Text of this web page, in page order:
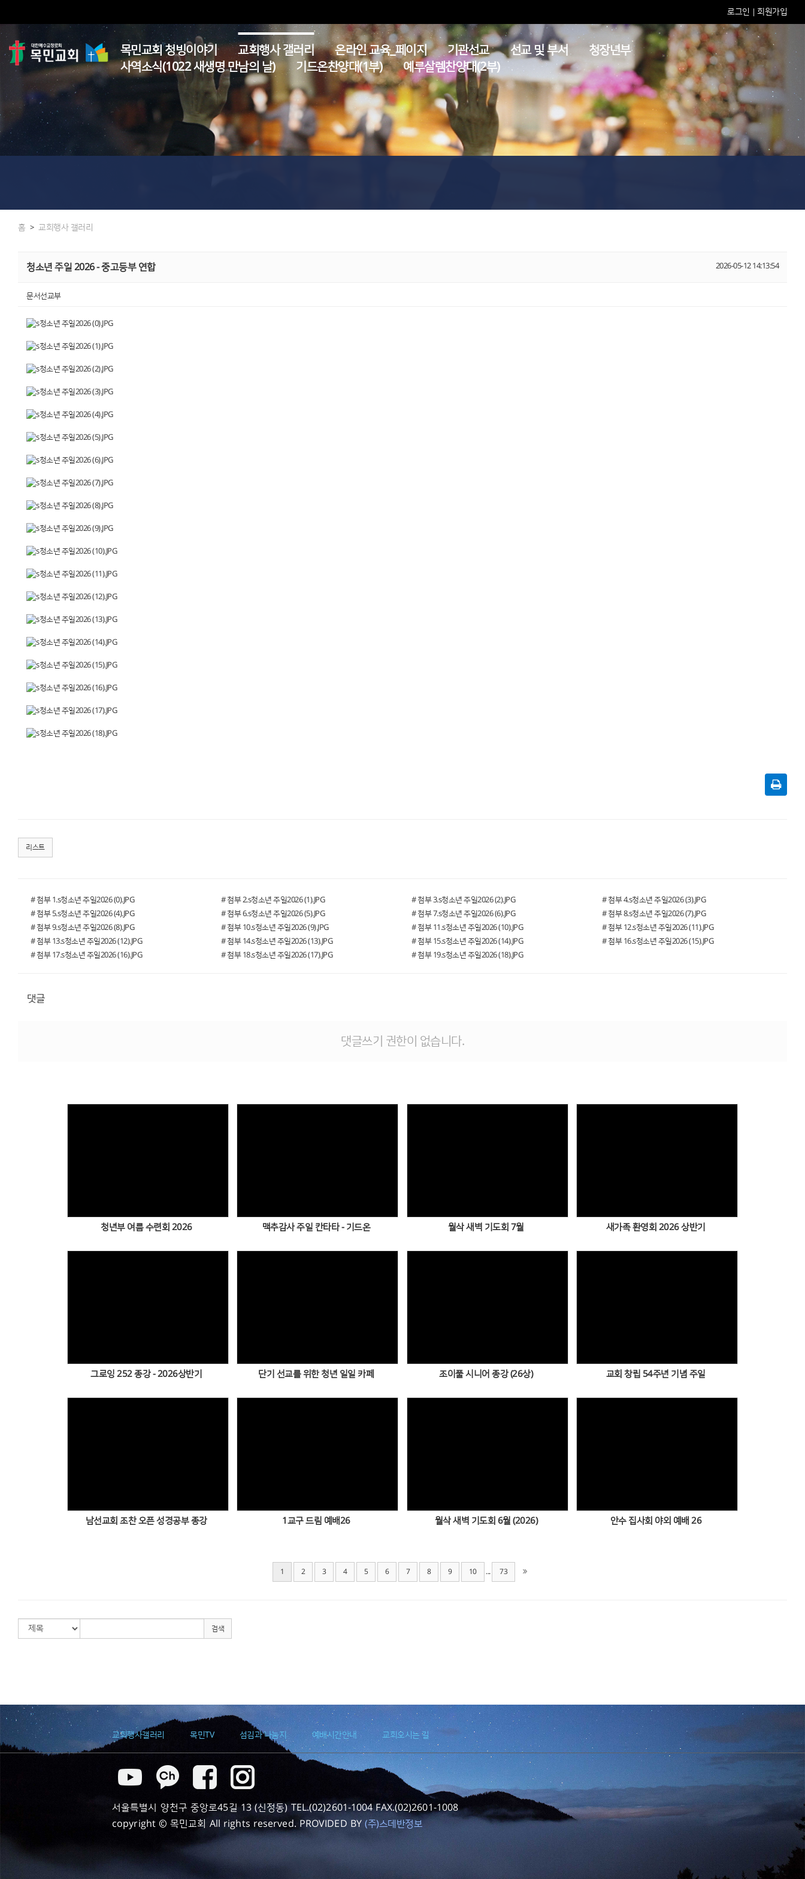
목민교회 청빙이야기 교회행사 갤러리 온라인 교육_페이지 기관선교 선교 및 부서
청장년부
사역소식(1022 새생명 만남의 날)
기드온찬양대(1부) 예루살렘찬양대(2부)
로그인 회원가입
홈 > 교회행사 갤러리
청소년 주일 2026 - 중고등부 연합 2026-05-12 14:13:54
문서선교부
리스트
# 첨부 1.s청소년 주일2026 (0).JPG # 첨부 2.s청소년 주일2026 (1).JPG # 첨부 3.s청소년 주일2026 (2).JPG
# 첨부 4.s청소년 주일2026 (3).JPG
# 첨부 5.s청소년 주일2026 (4).JPG
# 첨부 6.s청소년 주일2026 (5).JPG # 첨부 7.s청소년 주일2026 (6).JPG
# 첨부 8.s청소년 주일2026 (7).JPG
# 첨부 9.s청소년 주일2026 (8).JPG
# 첨부 10.s청소년 주일2026 (9).JPG # 첨부 11.s청소년 주일2026 (10).JPG
# 첨부 12.s청소년 주일2026 (11).JPG
# 첨부 13.s청소년 주일2026 (12).JPG
# 첨부 14.s청소년 주일2026 (13).JPG # 첨부 15.s청소년 주일2026 (14).JPG
# 첨부 16.s청소년 주일2026 (15).JPG
# 첨부 17.s청소년 주일2026 (16).JPG
# 첨부 18.s청소년 주일2026 (17).JPG # 첨부 19.s청소년 주일2026 (18).JPG
댓글
댓글쓰기 권한이 없습니다.
청년부 여름 수련회 2026 맥추감사 주일 칸타타 - 기드온 월삭 새벽 기도회 7월 새가족 환영회 2026 상반기
그로잉 252 종강 - 2026상반기 단기 선교를 위한 청년 일일 카페 조이풀 시니어 종강 (26상) 교회 창립 54주년 기념 주일
남선교회 조찬 오픈 성경공부 종강 1교구 드림 예배26 월삭 새벽 기도회 6월 (2026) 안수 집사회 야외 예배 26
1 2 3 4 5 6 7 8 9 10 ... 73
검색
교회행사갤러리 목민TV 섬김과 나눔지 예배시간안내 교회오시는 길
서울특별시 양천구 중앙로45길 13 (신정동) TEL.(02)2601-1004 FAX.(02)2601-1008
copyright © 목민교회 All rights reserved. PROVIDED BY (주)스데반정보